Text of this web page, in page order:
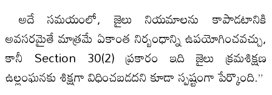
అదే సమయంలో, జైలు నియమాలను కాపాడటానికి
అవసరమైతే మాత్రమే ఏకాంత నిర్బంధాన్ని ఉపయోగించవచ్చు,
కానీ Section 30(2) ప్రకారం ఇది జైలు క్రమశిక్షణ
ఉల్లంఘనకు శిక్షగా విధించబడదని కూడా స్పష్టంగా పేర్కొంది.”